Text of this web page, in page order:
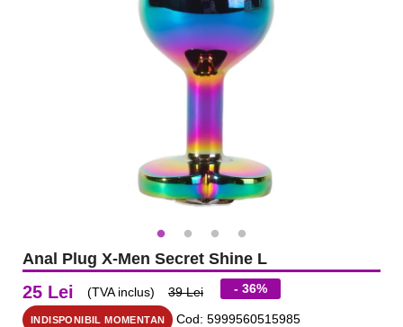
Anal Plug X-Men Secret Shine L
25 Lei (TVA inclus) 39 Lei - 36%
INDISPONIBIL MOMENTAN Cod: 5999560515985